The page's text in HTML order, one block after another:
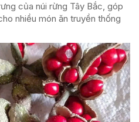
của núi rừng Tây Bắc, góp
nhiều món ăn truyền thống